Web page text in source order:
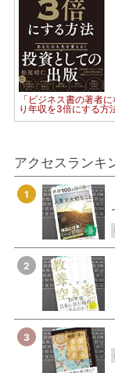
「ビジネス書の著者
り年収を3倍にする方
アクセスランキ
1
2
3